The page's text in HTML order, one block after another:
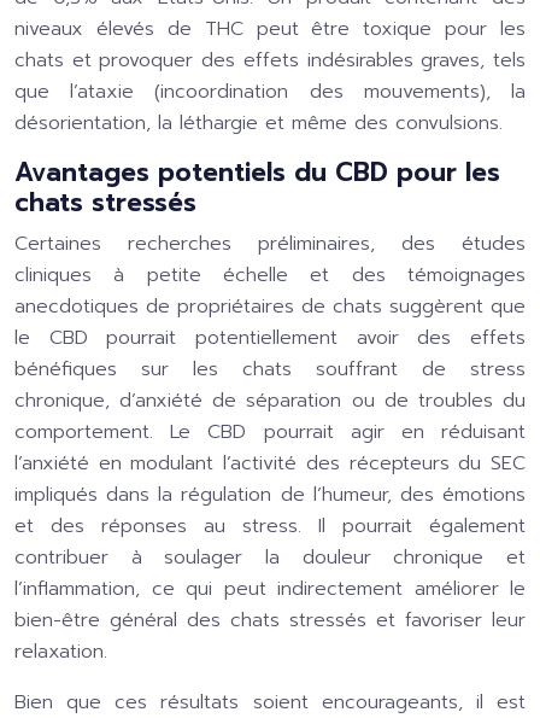
niveaux élevés de THC peut être toxique pour les
chats et provoquer des effets indésirables graves, tels
que l’ataxie (incoordination des mouvements), la
désorientation, la léthargie et même des convulsions.
Avantages potentiels du CBD pour les
chats stressés
Certaines recherches préliminaires, des études
cliniques à petite échelle et des témoignages
anecdotiques de propriétaires de chats suggèrent que
le CBD pourrait potentiellement avoir des effets
bénéfiques sur les chats souffrant de stress
chronique, d’anxiété de séparation ou de troubles du
comportement. Le CBD pourrait agir en réduisant
l’anxiété en modulant l’activité des récepteurs du SEC
impliqués dans la régulation de l’humeur, des émotions
et des réponses au stress. Il pourrait également
contribuer à soulager la douleur chronique et
l’inflammation, ce qui peut indirectement améliorer le
bien-être général des chats stressés et favoriser leur
relaxation.
Bien que ces résultats soient encourageants, il est